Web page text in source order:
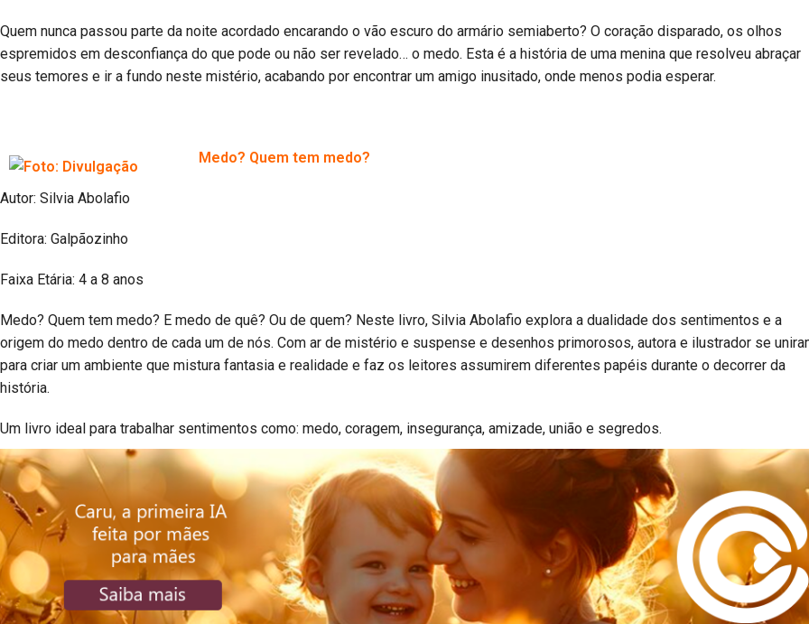
Quem nunca passou parte da noite acordado encarando o vão escuro do armário semiaberto? O coração disparado, os olhos
espremidos em desconfiança do que pode ou não ser revelado… o medo. Esta é a história de uma menina que resolveu abraçar
seus temores e ir a fundo neste mistério, acabando por encontrar um amigo inusitado, onde menos podia esperar.
Medo? Quem tem medo?
Autor: Silvia Abolafio
Editora: Galpãozinho
Faixa Etária: 4 a 8 anos
Medo? Quem tem medo? E medo de quê? Ou de quem? Neste livro, Silvia Abolafio explora a dualidade dos sentimentos e a
origem do medo dentro de cada um de nós. Com ar de mistério e suspense e desenhos primorosos, autora e ilustrador se
para criar um ambiente que mistura fantasia e realidade e faz os leitores assumirem diferentes papéis durante o decorrer da
história.
Um livro ideal para trabalhar sentimentos como: medo, coragem, insegurança, amizade, união e segredos.